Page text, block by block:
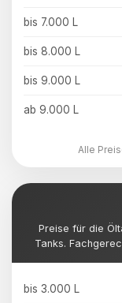
bis 7.000 L
bis 8.000 L
bis 9.000 L
ab 9.000 L
Alle
Preise für die
Tanks.
bis 3.000 L